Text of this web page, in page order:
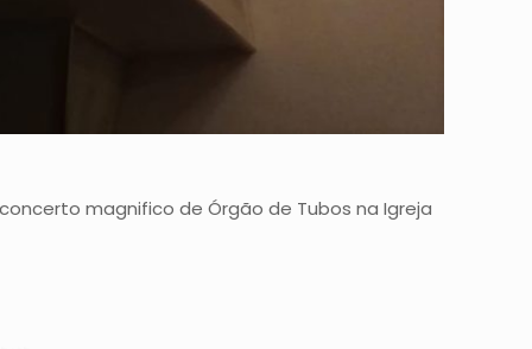
magnifico de Órgão de Tubos na Igreja